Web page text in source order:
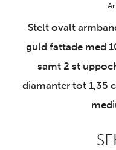
Stelt ovalt
guld fattade med
samt 2 st
diamanter tot 1,35